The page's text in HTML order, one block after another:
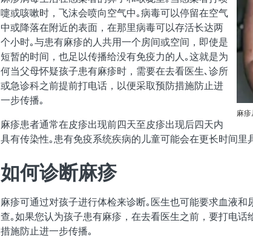
麻
嚏或咳嗽时，飞沫会喷向空气中｡病毒可以停留在空气
中或降落在附近的表面，在那里病毒可以存活长达两
个小时｡与患有麻疹的人共用一个房间或空间，即使是
短暂的时间，也足以传播给没有免疫力的人｡这就是为
何当父母怀疑孩子患有麻疹时，需要在去看医生､诊所
或急诊科之前提前打电话，以便采取预防措施防止进
一步传播｡
麻疹患者通常在皮疹出现前四天至皮疹出现后四天内
具有传染性｡患有免疫系统疾病的儿童可能会在更长时间里
如何诊断麻疹
麻疹可通过对孩子进行体检来诊断｡医生也可能要求血液
查｡如果您认为孩子患有麻疹，在去看医生之前，要打电
措施防止进一步传播｡